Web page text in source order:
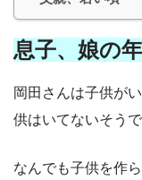
息子、娘の
岡田さんは子供が
供はいてないそうで
なんでも子供を作